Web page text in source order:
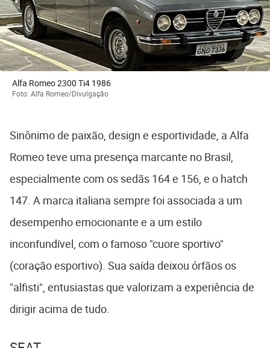
Alfa Romeo 2300 Ti4 1986
Foto: Alfa Romeo/Divulgação
Sinônimo de paixão, design e esportividade, a Alfa
Romeo teve uma presença marcante no Brasil,
especialmente com os sedãs 164 e 156, e o hatch
147. A marca italiana sempre foi associada a um
desempenho emocionante e a um estilo
inconfundível, com o famoso "cuore sportivo"
(coração esportivo). Sua saída deixou órfãos os
"alfisti", entusiastas que valorizam a experiência de
dirigir acima de tudo.